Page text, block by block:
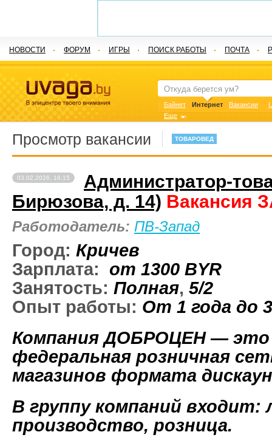
Просмотр вакансии ТОВАРОВЕД
03.02.2026, 16:15
Администратор-
Бирюзова, д. 14) Вакансия
Работодатель: ПВ-Запад
Город: Кричев
Зарплата: от 1300 BYR
Занятость: Полная, 5/2
Опыт работы: От 1 года до
Компания ДОБРОЦЕН — это
федеральная розничная
магазинов формата
В группу компаний входит:
производство, розница.
Байнет Интернет Вакансии
Еще
НОВОСТИ ФОРУМ ИГРЫ ПОИСК РАБОТЫ ПОЧТА